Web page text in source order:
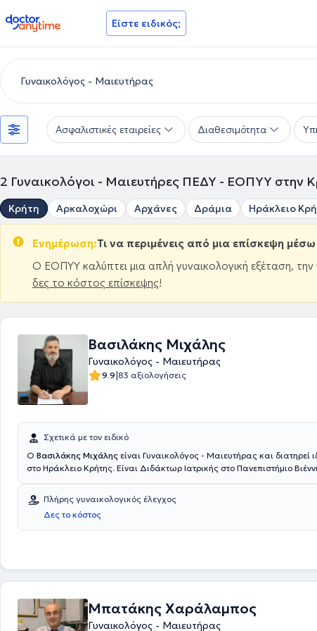
doctoranytime Είστε ειδικός;
Ασφαλιστικές εταιρείες Διαθεσιμότητα
2 Γυναικολόγοι - Μαιευτήρες ΠΕΔΥ - ΕΟΠΥΥ στην
Κρήτη Αρκαλοχώρι Αρχάνες Δράμια Ηράκλειο
Ενημέρωση:Τι να περιμένεις από μια επίσκεψη
Ο ΕΟΠΥΥ καλύπτει μια απλή γυναικολογική εξέταση,
δες το κόστος επίσκεψης!
Βασιλάκης Μιχάλης
Γυναικολόγος - Μαιευτήρας
9.9|83 αξιολογήσεις
Σχετικά με τον ειδικό
Ο Βασιλάκης Μιχάλης είναι Γυναικολόγος - Μαιευτήρας και διατηρεί
στο Ηράκλειο Κρήτης. Είναι Διδάκτωρ Ιατρικής στο Πανεπιστήμιο
συνεργάζεται με το Euromedica ΜΗΤΕΡΑ και το Ασκληπιείον Κρήτης.
συμμετάσχει σε πολυάριθμα συνέδρια στο εξωτερικό και στην Ελλάδα.
Πλήρης γυναικολογικός έλεγχος
Δες το κόστος
Μπατάκης Χαράλαμπος
Γυναικολόγος - Μαιευτήρας